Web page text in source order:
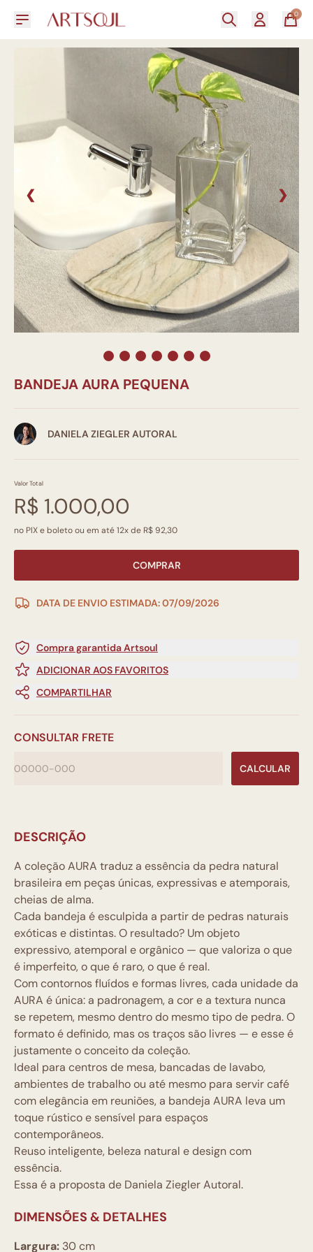
0
❮ ❯
BANDEJA AURA PEQUENA
DANIELA ZIEGLER AUTORAL
Valor Total
R$ 1.000,00
no PIX e boleto ou em até 12x de R$ 92,30
COMPRAR
DATA DE ENVIO ESTIMADA: 07/09/2026
Compra garantida Artsoul
ADICIONAR AOS FAVORITOS
COMPARTILHAR
CONSULTAR FRETE
CALCULAR
DESCRIÇÃO
A coleção AURA traduz a essência da pedra natural
brasileira em peças únicas, expressivas e atemporais,
cheias de alma.
Cada bandeja éesculpida a partir de pedras naturais
exóticas e distintas. O resultado? Um objeto
expressivo, atemporal e orgânico — que valoriza o que
é imperfeito, o que é raro, o que é real.
Com contornos fluídos e formas livres, cada unidade da
AURA é única: a padronagem, a cor e a textura nunca
se repetem, mesmo dentro do mesmo tipo de pedra. O
formato é definido, mas os traços são livres — e esse é
justamente o conceito da coleção.
Ideal para centros de mesa, bancadas de lavabo,
ambientes de trabalho ou até mesmo para servir café
com elegância em reuniões, a bandeja AURA leva um
toque rústico e sensível para espaços
contemporâneos.
Reuso inteligente, beleza natural e design com
essência.
Essa é a proposta de Daniela Ziegler Autoral.
DIMENSÕES & DETALHES
Largura: 30 cm